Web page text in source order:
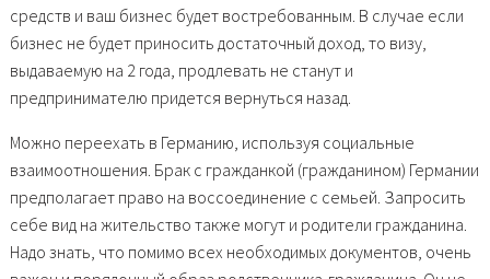
средств и ваш бизнес будет востребованным. В случае если
бизнес не будет приносить достаточный доход, то визу,
выдаваемую на 2 года, продлевать не станут и
предпринимателю придется вернуться назад.
Можно переехать в Германию, используя социальные
взаимоотношения. Брак с гражданкой (гражданином) Германии
предполагает право на воссоединение с семьей. Запросить
себе вид на жительство также могут и родители гражданина.
Надо знать, что помимо всех необходимых документов, очень